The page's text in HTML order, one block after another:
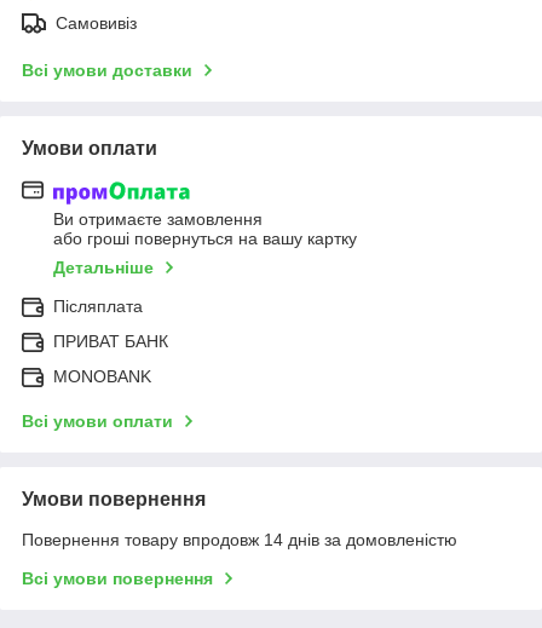
Самовивіз
Всі умови доставки
Умови оплати
Ви отримаєте замовлення
або гроші повернуться на вашу картку
Детальніше
Післяплата
ПРИВАТ БАНК
MONOBANK
Всі умови оплати
Умови повернення
Повернення товару впродовж 14 днів за домовленістю
Всі умови повернення